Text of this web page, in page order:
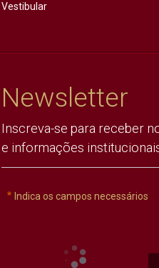
Vestibular
Newsletter
Inscreva-se para receber
e informações
Indica os campos necessários